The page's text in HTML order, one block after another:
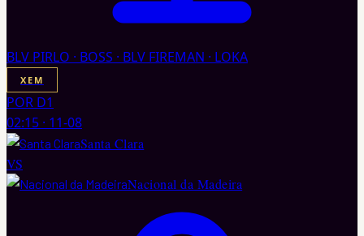
BLV PIRLO · BOSS · BLV FIREMAN · LOKA
XEM
POR D1
02:15 · 11-08
Santa Clara
VS
Nacional da Madeira